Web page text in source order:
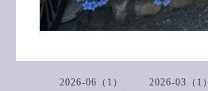
2026-06（1） 2026-03（1）